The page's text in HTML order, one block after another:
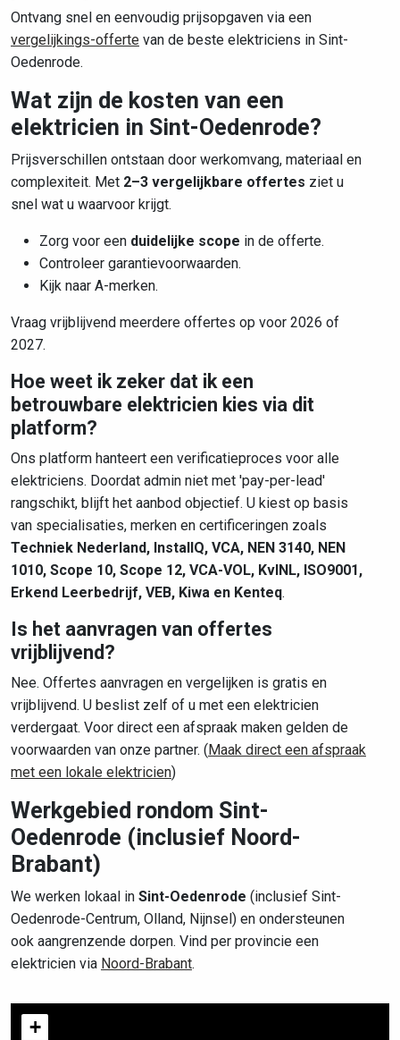
Ontvang snel en eenvoudig prijsopgaven via een
vergelijkings-offerte van de beste elektriciens in Sint-
Oedenrode.
Wat zijn de kosten van een
elektricien in Sint-Oedenrode?
Prijsverschillen ontstaan door werkomvang, materiaal en
complexiteit. Met 2–3 vergelijkbare offertes ziet u
snel wat u waarvoor krijgt.
Zorg voor een duidelijke scope in de offerte.
Controleer garantievoorwaarden.
Kijk naar A-merken.
Vraag vrijblijvend meerdere offertes op voor 2026 of
2027.
Hoe weet ik zeker dat ik een
betrouwbare elektricien kies via dit
platform?
Ons platform hanteert een verificatieproces voor alle
elektriciens. Doordat admin niet met 'pay-per-lead'
rangschikt, blijft het aanbod objectief. U kiest op basis
van specialisaties, merken en certificeringen zoals
Techniek Nederland, InstallQ, VCA, NEN 3140, NEN
1010, Scope 10, Scope 12, VCA-VOL, KvINL, ISO9001,
Erkend Leerbedrijf, VEB, Kiwa en Kenteq.
Is het aanvragen van offertes
vrijblijvend?
Nee. Offertes aanvragen en vergelijken is gratis en
vrijblijvend. U beslist zelf of u met een elektricien
verdergaat. Voor direct een afspraak maken gelden de
voorwaarden van onze partner. (Maak direct een afspraak
met een lokale elektricien)
Werkgebied rondom Sint-
Oedenrode (inclusief Noord-
Brabant)
We werken lokaal in Sint-Oedenrode (inclusief Sint-
Oedenrode-Centrum, Olland, Nijnsel) en ondersteunen
ook aangrenzende dorpen. Vind per provincie een
elektricien via Noord-Brabant.
+